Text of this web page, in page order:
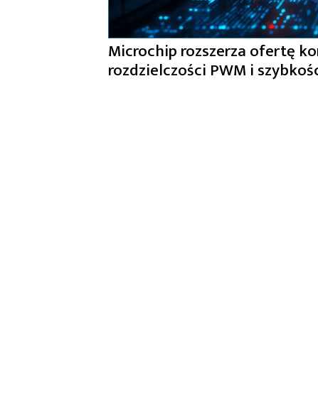
Microchip rozszerza ofertę
rozdzielczości PWM i